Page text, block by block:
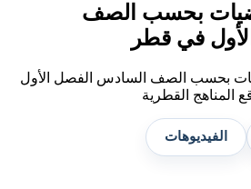
بحسب الصف
في قطر
بحسب الصف السادس الفصل الأول
القطرية
الفيديوهات